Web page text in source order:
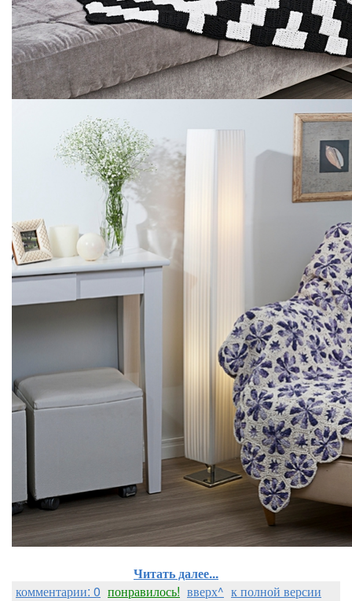
Читать далее...
комментарии: 0 понравилось! вверх^ к полной версии